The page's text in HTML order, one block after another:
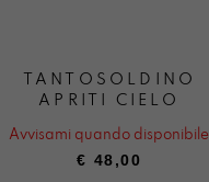
TANTOSOLDINO
APRITI CIELO
Avvisami quando disponibile
€ 48,00